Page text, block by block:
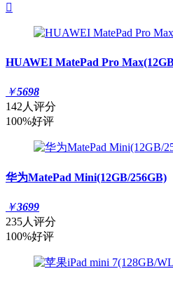

HUAWEI MatePad Pro
￥5698
142人评分
100%好评
华为MatePad Mini(12GB/256GB)
￥3699
235人评分
100%好评